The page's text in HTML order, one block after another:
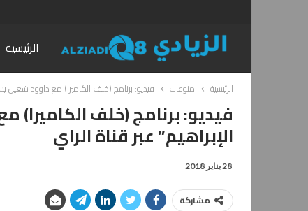
الرئيسية
الرئيسية منوعات فيديو: برنامج (خلف الكاميرا) مع داوود شعيل
فيديو: برنامج (خلف
الإبراهيم” عبر قناة الراي
28 يناير 2018
مشاركة